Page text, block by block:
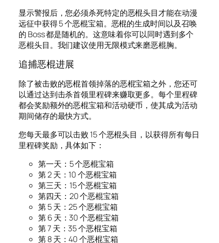
显示警报后，您必须杀死特定的恶棍头目才能在动漫
远征中获得 5 个恶棍宝箱。恶棍的生成时间以及召唤
的 Boss 都是随机的。这意味着你可以同时遇到多个
恶棍头目。我们建议使用无限模式来磨恶棍胸。
追捕恶棍进展
除了被击败的恶棍首领掉落的恶棍宝箱之外，您还可
以通过达到击杀首领里程碑来赚取更多。每个里程碑
都会奖励额外的恶棍宝箱和活动硬币，使其成为活动
期间储存的最快方式。
您每天最多可以击败 15 个恶棍头目，以获得所有每日
里程碑奖励，具体如下：
第一天：5 个恶棍宝箱
第 2 天：10 个恶棍宝箱
第三天：15 个恶棍宝箱
第四天：20 个恶棍宝箱
第 5 天：25 个恶棍宝箱
第 6 天：30 个恶棍宝箱
第 7 天：35 个恶棍宝箱
第 8 天：40 个恶棍宝箱